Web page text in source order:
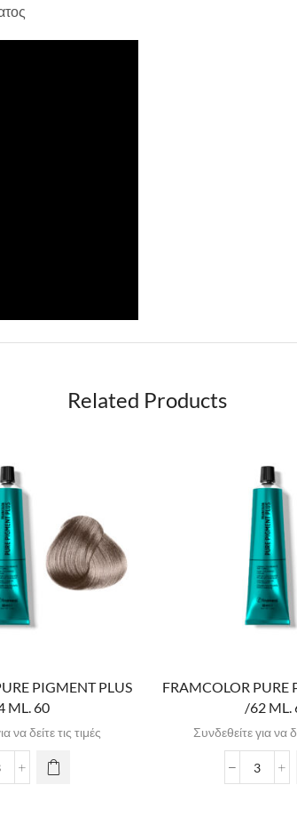
Related Products
PIGMENT PLUS
ML. 60
να δείτε τις τιμές
FRAMCOLOR PURE
/62 ML.
Συνδεθείτε για να